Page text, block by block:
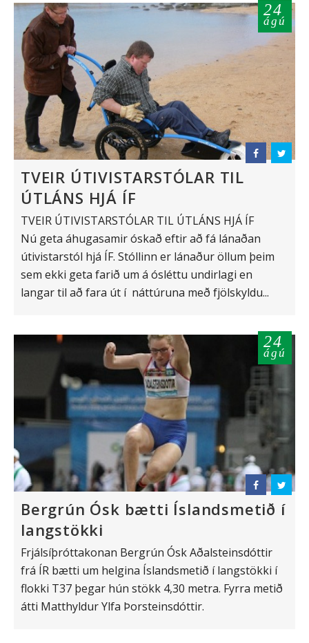
24
ágú
TVEIR ÚTIVISTARSTÓLAR TIL
ÚTLÁNS HJÁ ÍF
TVEIR ÚTIVISTARSTÓLAR TIL ÚTLÁNS HJÁ ÍF
Nú geta áhugasamir óskað eftir að fá lánaðan
útivistarstól hjá ÍF. Stóllinn er lánaður öllum þeim
sem ekki geta farið um á ósléttu undirlagi en
langar til að fara út í náttúruna með fjölskyldu...
24
ágú
Bergrún Ósk bætti Íslandsmetið í
langstökki
Frjálsíþróttakonan Bergrún Ósk Aðalsteinsdóttir
frá ÍR bætti um helgina Íslandsmetið í langstökki í
flokki T37 þegar hún stökk 4,30 metra. Fyrra metið
átti Matthyldur Ylfa Þorsteinsdóttir.